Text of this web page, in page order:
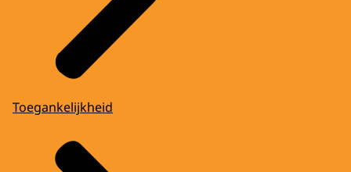
Toegankelijkheid